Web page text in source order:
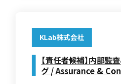
KLab株式会社
【責任者候補】内部監
グ / Assurance &